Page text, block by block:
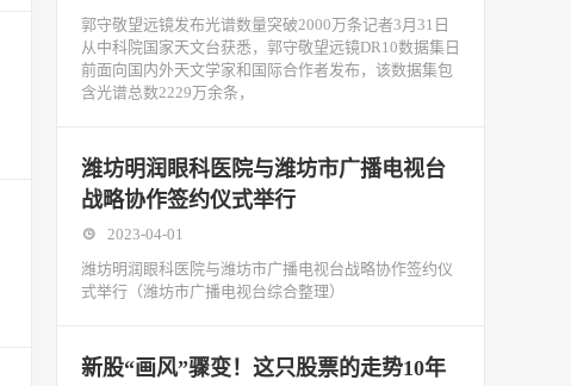
郭守敬望远镜发布光谱数量突破2000万条记者3月31日
从中科院国家天文台获悉，郭守敬望远镜DR10数据集日
前面向国内外天文学家和国际合作者发布，该数据集包
含光谱总数2229万余条，
潍坊明润眼科医院与潍坊市广播电视台
战略协作签约仪式举行
2023-04-01
潍坊明润眼科医院与潍坊市广播电视台战略协作签约仪
式举行（潍坊市广播电视台综合整理）
新股“画风”骤变！这只股票的走势10年